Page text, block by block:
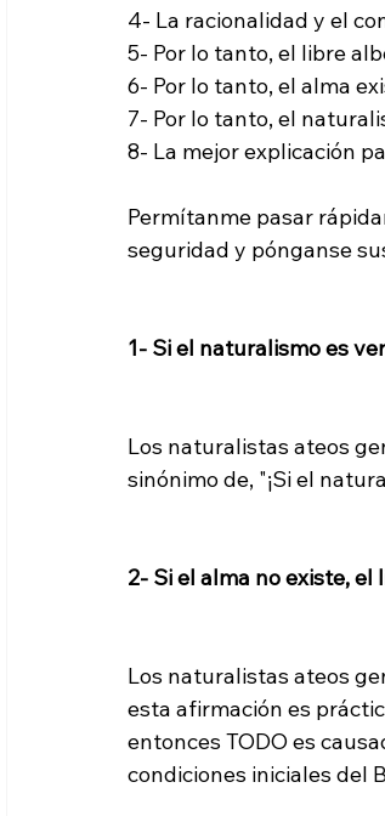
4- La racionalidad y el
5- Por lo tanto, el libre
6- Por lo tanto, el alma
7- Por lo tanto, el
8- La mejor explicación
Permítanme pasar
seguridad y pónganse
1- Si el naturalismo es
Los naturalistas ateos
sinónimo de, "¡Si el
2- Si el alma no existe,
Los naturalistas ateos
esta afirmación es
entonces TODO es
condiciones iniciales del